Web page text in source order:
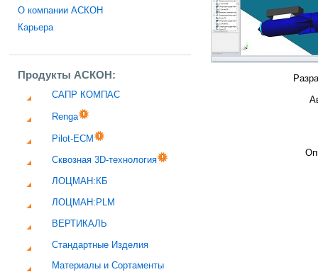
О компании АСКОН
Карьера
Продукты АСКОН:
САПР КОМПАС
Renga
Pilot-ECM
Сквозная 3D-технология
ЛОЦМАН:КБ
ЛОЦМАН:PLM
ВЕРТИКАЛЬ
Стандартные Изделия
Материалы и Сортаменты